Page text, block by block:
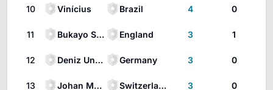
10 Vinícius Brazil 4 0
11 Bukayo Saka England 3 1
12 Deniz Undav Germany 3 0
13 Johan Manzambi Switzerland 3 0